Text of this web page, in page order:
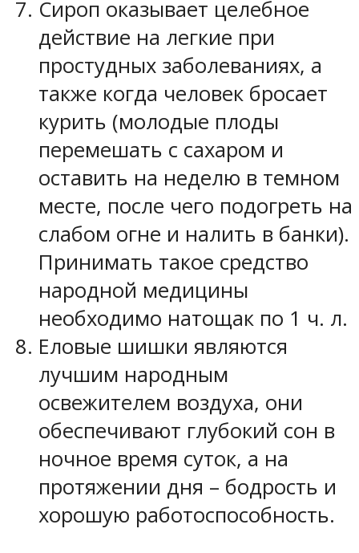
Сироп оказывает целебное
действие на легкие при
простудных заболеваниях, а
также когда человек бросает
курить (молодые плоды
перемешать с сахаром и
оставить на неделю в темном
месте, после чего подогреть на
слабом огне и налить в банки).
Принимать такое средство
народной медицины
необходимо натощак по 1 ч. л.
Еловые шишки являются
лучшим народным
освежителем воздуха, они
обеспечивают глубокий сон в
ночное время суток, а на
протяжении дня – бодрость и
хорошую работоспособность.